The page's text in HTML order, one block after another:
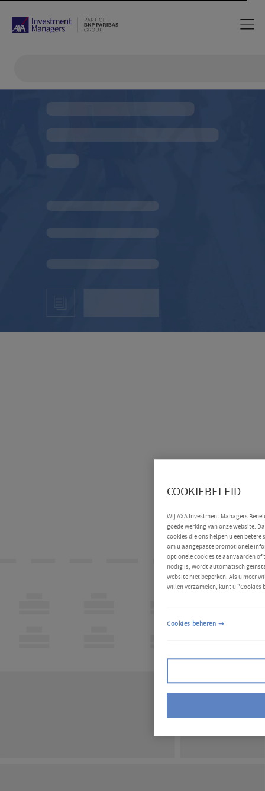
COOKIEBELEID
Wij AXA Investment Managers
goede werking van onze website.
cookies die ons helpen u een
om u aangepaste promotionele
optionele cookies te aanvaarden of
nodig is, wordt automatisch
website niet beperken. Als u meer
willen verzamelen, kunt u "Cookies
Cookies beheren